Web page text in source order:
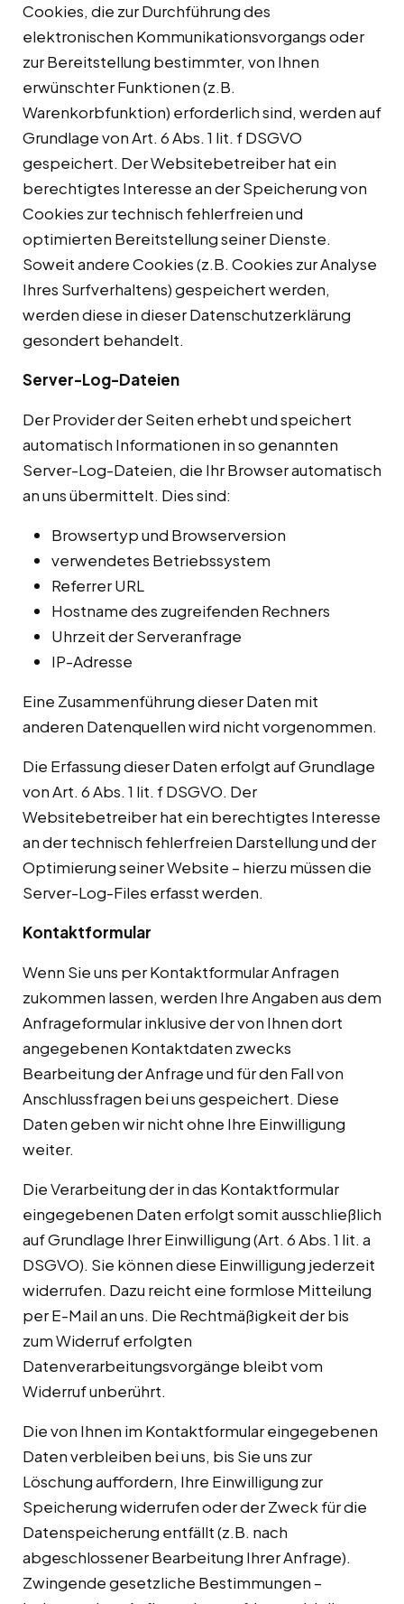
Cookies, die zur Durchführung des
elektronischen Kommunikationsvorgangs oder
zur Bereitstellung bestimmter, von Ihnen
erwünschter Funktionen (z.B.
Warenkorbfunktion) erforderlich sind, werden auf
Grundlage von Art. 6 Abs. 1 lit. f DSGVO
gespeichert. Der Websitebetreiber hat ein
berechtigtes Interesse an der Speicherung von
Cookies zur technisch fehlerfreien und
optimierten Bereitstellung seiner Dienste.
Soweit andere Cookies (z.B. Cookies zur Analyse
Ihres Surfverhaltens) gespeichert werden,
werden diese in dieser Datenschutzerklärung
gesondert behandelt.
Server-Log-Dateien
Der Provider der Seiten erhebt und speichert
automatisch Informationen in so genannten
Server-Log-Dateien, die Ihr Browser automatisch
an uns übermittelt. Dies sind:
Browsertyp und Browserversion
verwendetes Betriebssystem
Referrer URL
Hostname des zugreifenden Rechners
Uhrzeit der Serveranfrage
IP-Adresse
Eine Zusammenführung dieser Daten mit
anderen Datenquellen wird nicht vorgenommen.
Die Erfassung dieser Daten erfolgt auf Grundlage
von Art. 6 Abs. 1 lit. f DSGVO. Der
Websitebetreiber hat ein berechtigtes Interesse
an der technisch fehlerfreien Darstellung und der
Optimierung seiner Website – hierzu müssen die
Server-Log-Files erfasst werden.
Kontaktformular
Wenn Sie uns per Kontaktformular Anfragen
zukommen lassen, werden Ihre Angaben aus dem
Anfrageformular inklusive der von Ihnen dort
angegebenen Kontaktdaten zwecks
Bearbeitung der Anfrage und für den Fall von
Anschlussfragen bei uns gespeichert. Diese
Daten geben wir nicht ohne Ihre Einwilligung
weiter.
Die Verarbeitung der in das Kontaktformular
eingegebenen Daten erfolgt somit ausschließlich
auf Grundlage Ihrer Einwilligung (Art. 6 Abs. 1 lit. a
DSGVO). Sie können diese Einwilligung jederzeit
widerrufen. Dazu reicht eine formlose Mitteilung
per E-Mail an uns. Die Rechtmäßigkeit der bis
zum Widerruf erfolgten
Datenverarbeitungsvorgänge bleibt vom
Widerruf unberührt.
Die von Ihnen im Kontaktformular eingegebenen
Daten verbleiben bei uns, bis Sie uns zur
Löschung auffordern, Ihre Einwilligung zur
Speicherung widerrufen oder der Zweck für die
Datenspeicherung entfällt (z.B. nach
abgeschlossener Bearbeitung Ihrer Anfrage).
Zwingende gesetzliche Bestimmungen –